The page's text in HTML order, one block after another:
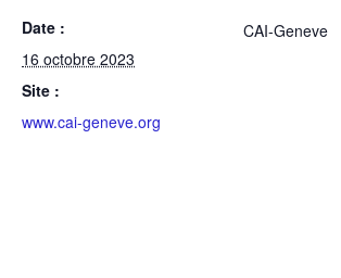
Date :
16 octobre 2023
Site :
www.cai-geneve.org
CAI-Geneve